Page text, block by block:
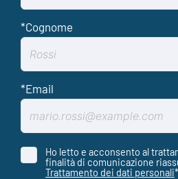
Ho letto e acconsento al
finalità di comunicazione
Trattamento dei dati personali*